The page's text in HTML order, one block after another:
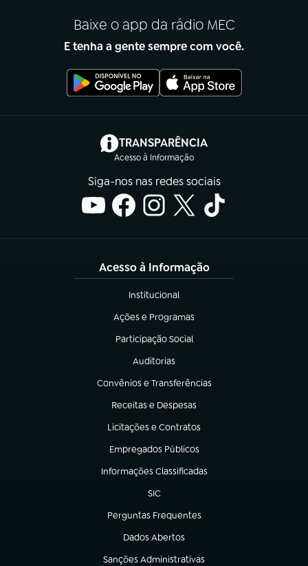
Baixe o app da rádio MEC
E tenha a gente sempre com você.
TRANSPARÊNCIA
Acesso à Informação
(abre em nova aba)
Siga-nos nas redes sociais
Acesso à Informação
Institucional
(abre em nova aba)
Ações e Programas
(abre em nova aba)
Participação Social
(abre em nova aba)
Auditorias
(abre em nova aba)
Convênios e Transferências
(abre em nova aba)
Receitas e Despesas
(abre em nova aba)
Licitações e Contratos
(abre em nova aba)
Empregados Públicos
(abre em nova aba)
Informações Classificadas
(abre em nova aba)
SIC
(abre em nova aba)
Perguntas Frequentes
(abre em nova aba)
Dados Abertos
(abre em nova aba)
Sanções Administrativas